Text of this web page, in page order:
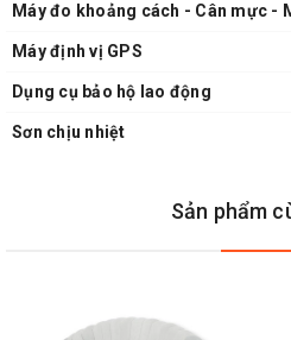
Máy đo khoảng cách - Cân mực -
Máy định vị GPS
Dụng cụ bảo hộ lao động
Sơn chịu nhiệt
Sản phẩm